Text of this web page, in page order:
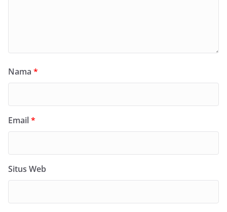
Nama *
Email*
Situs Web